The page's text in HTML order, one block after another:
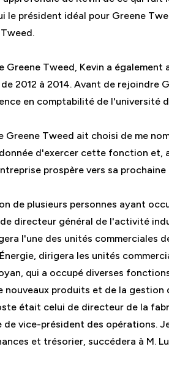
président idéal pour Greene
Tweed, Kevin a également
2012 à 2014. Avant de rejoindre
en comptabilité de l'université
Tweed ait choisi de me
d'exercer cette fonction et,
prospère vers sa prochaine
de plusieurs personnes ayant
directeur général de l'activité
l'une des unités commerciales
dirigera les unités
qui a occupé diverses
nouveaux produits et de la
était celui de directeur de la
vice-président des opérations.
et trésorier, succédera à M.